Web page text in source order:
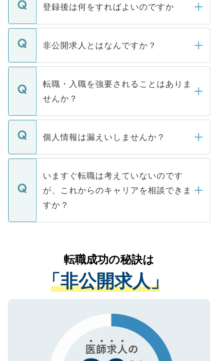
登録後は何をすればよいのですか
ご登録いただきましたら、弊社担当者がご
登録内容を確認し、その後メールもしくは
ます。通常、5営業日以内にはご連絡をせて
いただきますので、しばらくお待ちくださ
非公開求人とはなんですか？
マイナビDOCTORで取り扱っている求人の
うち約3割は、Webサイトからご覧いただ
けない「非公開求人」です。非公開求人は
下記の理由によって、一般には公開してい
ません。
■応募殺到を避けるため 人気のある医療機
関を公にしてしまうと、応募が殺到する場
に、医療機関が求める条件に合った人材の
みを人材紹介会社に依頼するケースが増え
ています。
転職・入職を強要されることはありま
せんか？
転職・入職を強要することは一切ありませ
ん。また、仮に応募先から内定をいただい
定を承諾する必要はありません。内定先へ
の辞退の連絡はキャリアパートナーが行い
個人情報は漏えいしませんか？
個人情報が漏えいすることはありませんの
で、ご安心ください。当サイトからの登録
などで収集したご登録者様の個人情報は、
ご本人のキャリアアップおよび転職活動の
支援を目的に使用いたします。お預かりし
ているすべての個人データはご本人の許可
は、個人情報の取り扱いについての厳密な
管理基準を満たした事業者のみに付与され
る、プライバシーマークを取得済みです。
で、機密保持に関してもご安心ください。
いますぐ転職は考えていないのです
が、これからのキャリアを相談できま
すか？
かがいして、現在の医療機関の状況や紹介
経験をまじえながら、適切なアドバイスを
させていただきます。すぐにご転職をされ
ない方には、長期的なサポートが可能です
ので、まずはご登録ください。
転職成功の秘訣は
「非公開求人」